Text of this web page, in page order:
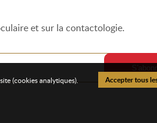
et sur la contactologie.
(cookies analytiques).